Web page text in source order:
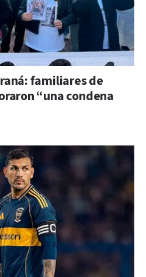
familiares de
“una condena